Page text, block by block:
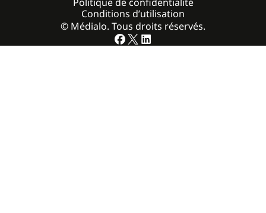
© Médialo. Tous droits réservés.
Conditions d’utilisation